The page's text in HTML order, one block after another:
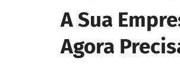
A Sua
Agora